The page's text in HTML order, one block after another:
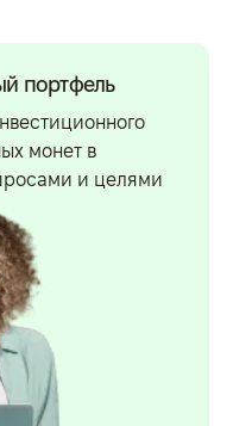
портфель
монет в
и целями